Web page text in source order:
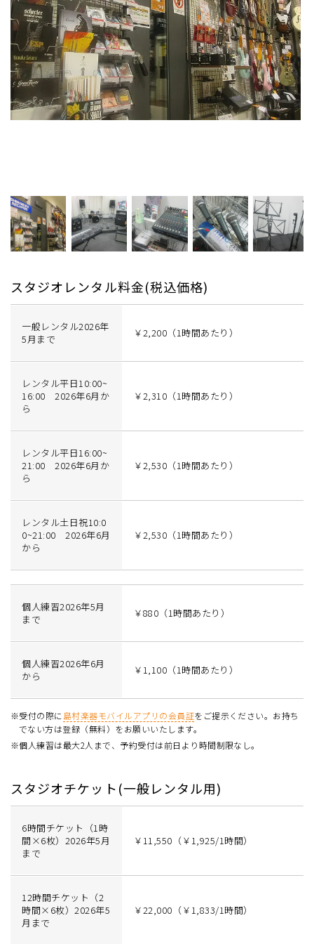
スタジオレンタル料金(税込価格)
一般レンタル2026年
5月まで
￥2,200（1時間あたり）
レンタル平日10:00~
16:00 2026年6月か
ら
￥2,310（1時間あたり）
レンタル平日16:00~
21:00 2026年6月か
ら
￥2,530（1時間あたり）
レンタル土日祝10:0
0~21:00 2026年6月
から
￥2,530（1時間あたり）
個人練習2026年5月
まで
￥880（1時間あたり）
個人練習2026年6月
から
￥1,100（1時間あたり）
※受付の際に 島村楽器モバイルアプリの会員証をご提示ください。お持ち
でない方は登録（無料）をお願いいたします。
※個人練習は最大2人まで、予約受付は前日より時間制限なし。
スタジオチケット(一般レンタル用)
6時間チケット（1時
間×6枚）2026年5月
まで
￥11,550（￥1,925/1時間）
12時間チケット（2
時間×6枚）2026年5
月まで
￥22,000（￥1,833/1時間）